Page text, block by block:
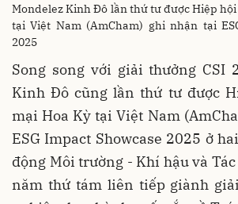
Mondelez Kinh Đô lần thứ tư được Hiệp
tại Việt Nam (AmCham) ghi nhận tại
2025
Song song với giải thưởng CSI
Kinh Đô cũng lần thứ tư được
mại Hoa Kỳ tại Việt Nam
ESG Impact Showcase 2025 ở
động Môi trường - Khí hậu và
năm thứ tám liên tiếp giành